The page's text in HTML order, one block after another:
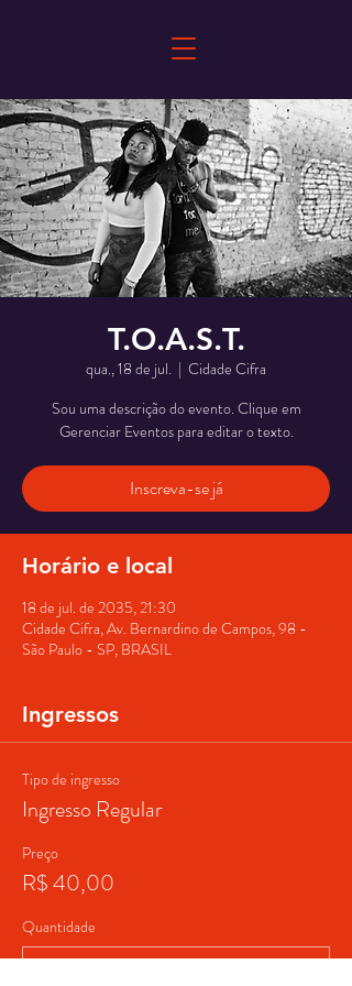
T.O.A.S.T.
qua., 18 de jul.
  |
Cidade Cifra
Sou uma descrição do evento. Clique em
Gerenciar Eventos para editar o texto.
Inscreva-se já
Horário e local
18 de jul. de 2035, 21:30
Cidade Cifra, Av. Bernardino de Campos, 98 -
São Paulo - SP, BRASIL
Ingressos
Tipo de ingresso
Ingresso Regular
Preço
R$ 40,00
Quantidade